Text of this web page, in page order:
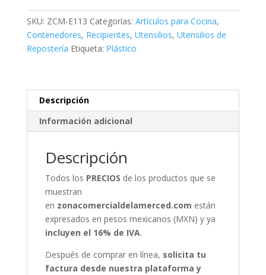
SKU: ZCM-E113 Categorías: Artículos para Cocina,
Contenedores, Recipientes, Utensilios, Utensilios de
Repostería Etiqueta: Plástico
Descripción
Información adicional
Descripción
Todos los PRECIOS de los productos que se
muestran
en zonacomercialdelamerced.com están
expresados en pesos mexicanos (MXN) y ya
incluyen el 16% de IVA.
Después de comprar en línea, solicita tu
factura desde nuestra plataforma y